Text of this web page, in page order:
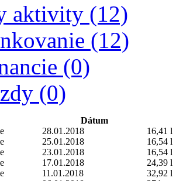
aktivity (12)
(12)
(0)
(0)
Dátum
28.01.2018
16,41 l
25.01.2018
16,54 l
23.01.2018
16,54 l
17.01.2018
24,39 l
11.01.2018
32,92 l